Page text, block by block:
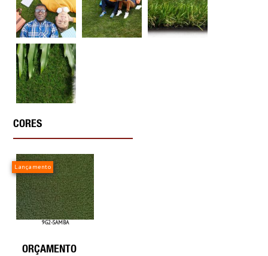
CORES
Lançamento
9G2-SAMBA
ORÇAMENTO